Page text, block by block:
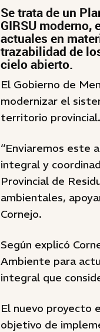
Se trata de un
GIRSU
actuales en
trazabilidad de
cielo abierto.
El Gobierno de
modernizar el
territorio provincial.
“Enviaremos este
integral y
Provincial de
ambientales,
Cornejo.
Según explicó
Ambiente para
integral que
El nuevo proyecto
objetivo de